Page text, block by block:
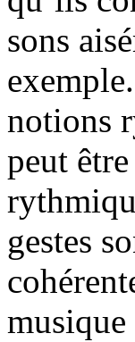
sons
notions
peut
gestes
musique